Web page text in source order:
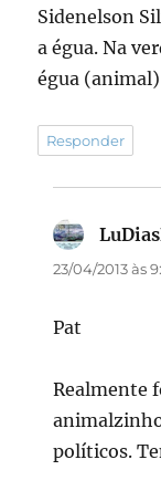
Sidenelson
a égua. Na
égua
Responder
23/04/2013 às
Pat
Realmente
políticos.